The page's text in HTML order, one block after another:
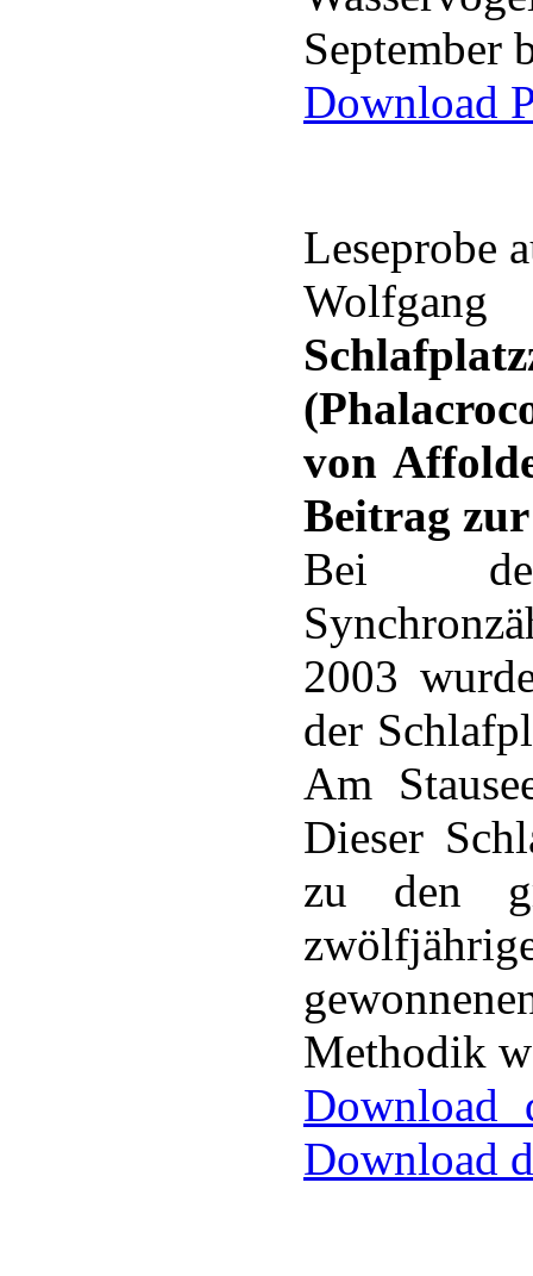
Download
Leseprobe
von
Beitrag
Bei
2003
der
Am
Dieser
zu den
Methodik
Download
Download